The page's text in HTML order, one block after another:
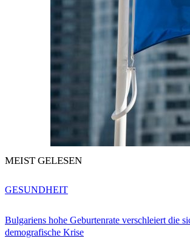
MEIST GELESEN
Bulgariens hohe Geburtenrate verschleiert die
demografische Krise
GESUNDHEIT